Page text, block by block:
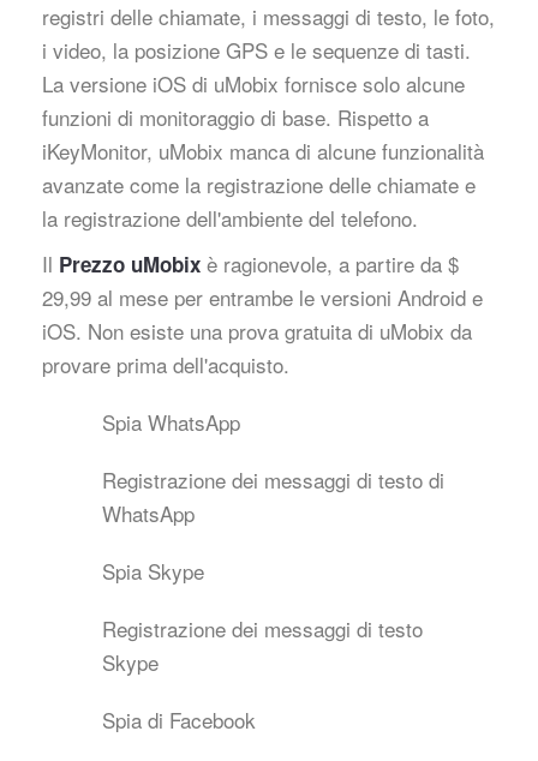
registri delle chiamate, i messaggi di testo, le foto,
i video, la posizione GPS e le sequenze di tasti.
La versione iOS di uMobix fornisce solo alcune
funzioni di monitoraggio di base. Rispetto a
iKeyMonitor, uMobix manca di alcune funzionalità
avanzate come la registrazione delle chiamate e
la registrazione dell'ambiente del telefono.
Il Prezzo uMobix è ragionevole, a partire da $
29,99 al mese per entrambe le versioni Android e
iOS. Non esiste una prova gratuita di uMobix da
provare prima dell'acquisto.
Spia WhatsApp
Registrazione dei messaggi di testo di
WhatsApp
Spia Skype
Registrazione dei messaggi di testo
Skype
Spia di Facebook